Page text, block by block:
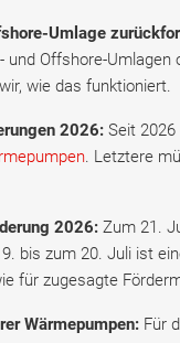
Umlage
und Offshore-
wie das funktioniert.
2026: Seit
. Letztere
2026: Zum 21.
bis zum 20. Juli ist
für zugesagte
Wärmepumpen: Für